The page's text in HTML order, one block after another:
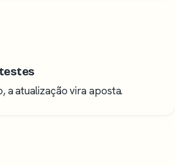
a atualização vira aposta.